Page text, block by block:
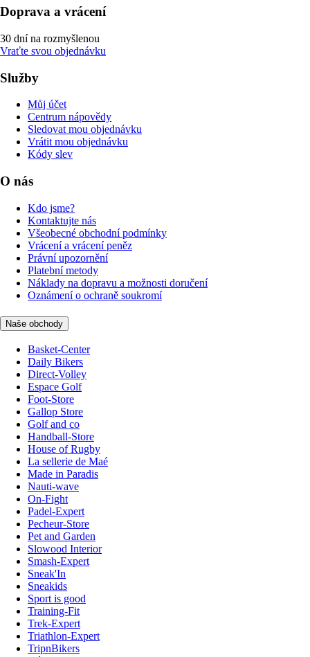
Doprava a vrácení
30 dní na rozmyšlenou
Vraťte svou objednávku
Služby
Můj účet
Centrum nápovědy
Sledovat mou objednávku
Vrátit mou objednávku
Kódy slev
O nás
Kdo jsme?
Kontaktujte nás
Všeobecné obchodní podmínky
Vrácení a vrácení peněz
Právní upozornění
Platební metody
Náklady na dopravu a možnosti doručení
Oznámení o ochraně soukromí
Naše obchody
Basket-Center
Daily Bikers
Direct-Volley
Espace Golf
Foot-Store
Gallop Store
Golf and co
Handball-Store
House of Rugby
La sellerie de Maé
Made in Paradis
Nauti-wave
On-Fight
Padel-Expert
Pecheur-Store
Pet and Garden
Slowood Interior
Smash-Expert
Sneak'In
Sneakids
Sport is good
Training-Fit
Trek-Expert
Triathlon-Expert
TripnBikers